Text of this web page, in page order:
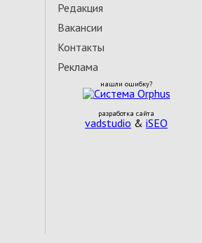
Редакция
Вакансии
Контакты
Реклама
нашли ошибку?
разработка сайта
vadstudio & iSEO